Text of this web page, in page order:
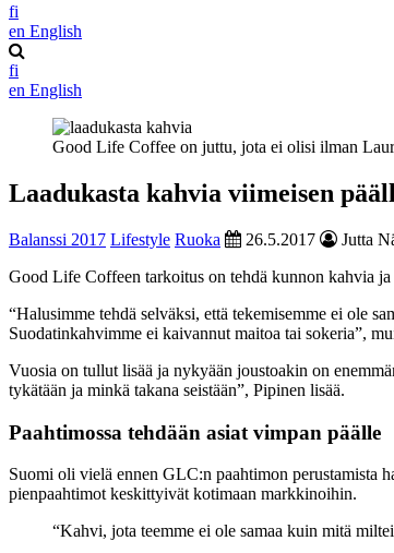
fi
en English
fi
en English
Good Life Coffee on juttu, jota ei olisi ilman
Laadukasta kahvia viimeisen
Balanssi 2017 Lifestyle Ruoka 26.5.2017
Jutta
Good Life Coffeen tarkoitus on tehdä kunnon kahvia
“Halusimme tehdä selväksi, että tekemisemme ei ole
Suodatinkahvimme ei kaivannut maitoa tai sokeria”,
Vuosia on tullut lisää ja nykyään joustoakin on
tykätään ja minkä takana seistään”, Pipinen lisää.
Paahtimossa tehdään asiat vimpan päälle
Suomi oli vielä ennen GLC:n paahtimon perustamista
pienpaahtimot keskittyivät kotimaan markkinoihin.
“Kahvi, jota teemme ei ole samaa kuin mitä